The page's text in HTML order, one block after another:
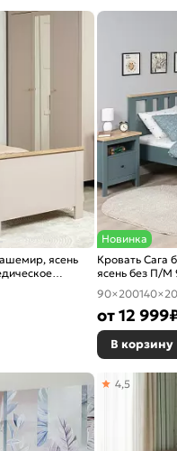
ясень
Новинка
Кровать Сага
ясень без П/М
основание,
90×200
от12 999
В корзину
4,5